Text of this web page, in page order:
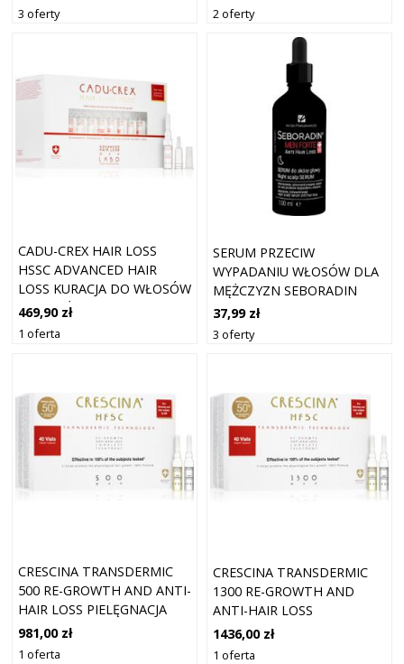
3 oferty
WŁOSÓW I ZAPOBIEGAJĄCA
ICH WYPADANIU 12X3.5 ML
2 oferty
CADU-CREX HAIR LOSS
HSSC ADVANCED HAIR
LOSS KURACJA DO WŁOSÓW
DLA MĘŻCZYZN PRZECIW
ZAAWANSOWANEMU
469,90 zł
1 oferta
SERUM PRZECIW
WYPADANIU WŁOSÓW DLA
MĘŻCZYZN SEBORADIN
MEN FORTE 100 ML
37,99 zł
3 oferty
CRESCINA TRANSDERMIC
500 RE-GROWTH AND ANTI-
HAIR LOSS PIELĘGNACJA
WSPIERAJĄCA POROST
WŁOSÓW I ZAPOBIEGAJĄCA
981,00 zł
1 oferta
CRESCINA TRANSDERMIC
1300 RE-GROWTH AND
ANTI-HAIR LOSS
PIELĘGNACJA WSPIERAJĄCA
POROST WŁOSÓW I
1436,00 zł
1 oferta